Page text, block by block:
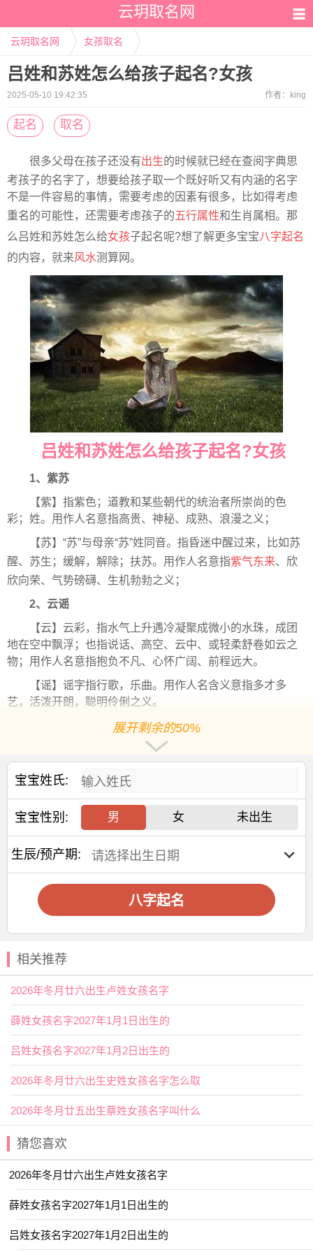
云玥取名网
云玥取名网 女孩取名
吕姓和苏姓怎么给孩子起名?女孩
2025-05-10 19:42:35 作者： king
起名 取名
很多父母在孩子还没有出生的时候就已经在查阅字典思
考孩子的名字了，想要给孩子取一个既好听又有内涵的名字
不是一件容易的事情，需要考虑的因素有很多，比如得考虑
重名的可能性，还需要考虑孩子的五行属性和生肖属相。那
么吕姓和苏姓怎么给女孩子起名呢?想了解更多宝宝八字起名
的内容，就来风水测算网。
吕姓和苏姓怎么给孩子起名?女孩
1、紫苏
【紫】指紫色；道教和某些朝代的统治者所崇尚的色
彩；姓。用作人名意指高贵、神秘、成熟、浪漫之义；
【苏】“苏”与母亲“苏”姓同音。指昏迷中醒过来，比如苏
醒、苏生；缓解，解除；扶苏。用作人名意指紫气东来、欣
欣向荣、气势磅礴、生机勃勃之义；
2、云谣
【云】云彩，指水气上升遇冷凝聚成微小的水珠，成团
地在空中飘浮；也指说话、高空、云中、或轻柔舒卷如云之
物；用作人名意指抱负不凡、心怀广阔、前程远大。
【谣】谣字指行歌，乐曲。用作人名含义意指多才多
艺，活泼开朗，聪明伶俐之义。
【崇】本义为山大而高，引申指高尚、被推崇的人。重
视、尊敬、推崇等等。用作人名意指高贵，高大，高尚，安
稳的意思，寓意着高风亮节，安稳踏实，德高望重。
【宁】宁意为平安，安定， 宁静
，宁谧，息事宁人。用
作人名意指平安、包容、和谐、平和、幸福美满之义；
吕姓女孩起名宜用字
【俪】成对，成双；相称，对仗，对偶；同“丽”，
用作人名意指美丽、清秀、美满之义；
吕姓女孩取名热门精选
【伊然】 【与夏】 【婉吟】 【妍美】
【书颜】 【嘉彦】 【君娣】 【之夏】
【和雅】 【予欣】 【义瑶】 【妍华】
【宜含】 【书语】 【夏婉】 【善怡】
【夏淼】 【兰佩】 【临夏】 【书智】
【夏荷】 【卿林】 【依雯】 【子璎】
【宜珊】 【以晗】 【姝莞】 【安冉】
【云谣】 【婷书】 【君语】 【园雯】
【元雅】 【妙桐】 【云雅】 【予清】
展开剩余的50%
宝宝姓氏:
宝宝性别: 男 女 未出生
生辰/预产期:
八字起名
相关推荐
2026年冬月廿六出生卢姓女孩名字
薛姓女孩名字2027年1月1日出生的
吕姓女孩名字2027年1月2日出生的
2026年冬月廿六出生史姓女孩名字怎么取
2026年冬月廿五出生蔡姓女孩名字叫什么
猜您喜欢
2026年冬月廿六出生卢姓女孩名字
薛姓女孩名字2027年1月1日出生的
吕姓女孩名字2027年1月2日出生的